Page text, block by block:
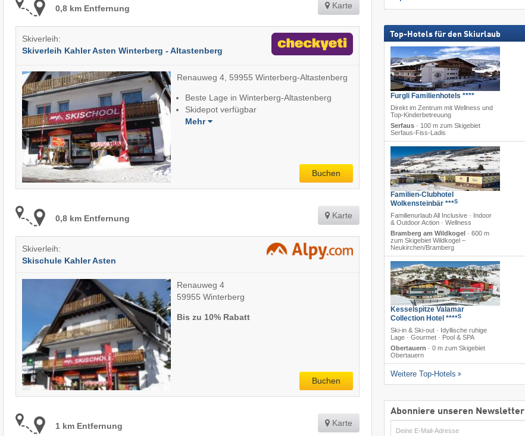
0,8 km Entfernung Karte
Skiverleih:
Skiverleih Kahler Asten Winterberg - Altastenberg
Renauweg 4, 59955 Winterberg-Altastenberg
Beste Lage in Winterberg-Altastenberg
Skidepot verfügbar
Mehr
Buchen
0,8 km Entfernung Karte
Skiverleih:
Skischule Kahler Asten
Renauweg 4
59955 Winterberg
Bis zu 10% Rabatt
Buchen
1 km Entfernung Karte
Top-Hotels für den Skiurlaub
Furgli Familienhotels ****
Direkt im Zentrum mit Wellness und
Top-Kinderbetreuung
Serfaus· 100 m zum Skigebiet
Serfaus-Fiss-Ladis
Familien-Clubhotel
Wolkensteinbär ***S
Familienurlaub All Inclusive · Indoor
& Outdoor Action · Wellness
Bramberg am Wildkogel · 600 m
zum Skigebiet Wildkogel –
Neukirchen/​Bramberg
Kesselspitze Valamar
Collection Hotel ****S
Ski-in & Ski-out · Idyllische ruhige
Lage · Gourmet · Pool & SPA
Obertauern · 0 m zum Skigebiet
Obertauern
Weitere Top-Hotels
Abonniere unseren Newsletter
E-